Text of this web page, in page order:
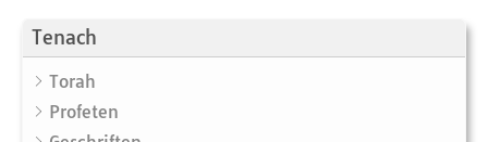
Tenach
Torah
Profeten